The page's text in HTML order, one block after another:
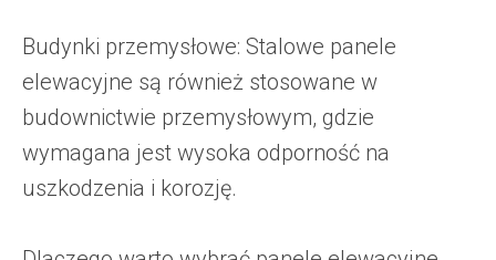
Budynki przemysłowe: Stalowe panele
elewacyjne są również stosowane w
budownictwie przemysłowym, gdzie
wymagana jest wysoka odporność na
uszkodzenia i korozję.